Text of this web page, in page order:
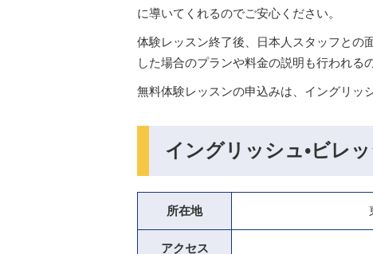
に導いてくれるのでご安心ください。
体験レッスン終了後、日本人スタッフとの
した場合のプランや料金の説明も行われる
無料体験レッスンの申込みは、イングリッ
イングリッシュ•ビレ
所在地
アクセス